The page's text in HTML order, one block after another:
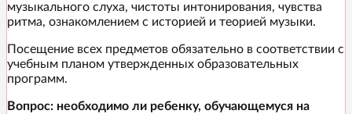
музыкального слуха, чистоты интонирования, чувства
ритма, ознакомлением с историей и теорией музыки.
Посещение всех предметов обязательно в соответствии с
учебным планом утвержденных образовательных
программ.
Вопрос: необходимо ли ребенку, обучающемуся на